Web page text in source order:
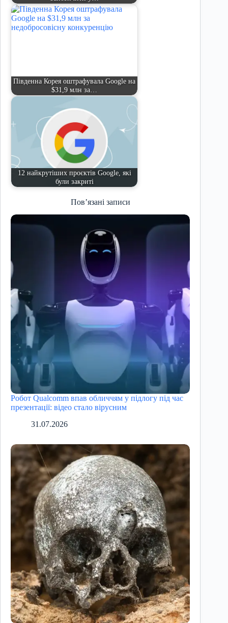
Південна Корея оштрафувала Google на
$31,9 млн за…
12 найкрутіших проєктів Google, які
були закриті
Пов’язані записи
Робот Qualcomm впав обличчям у підлогу під час
презентації: відео стало вірусним
31.07.2026